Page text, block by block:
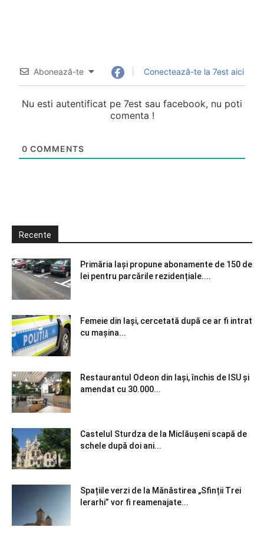
Abonează-te Conectează-te la 7est aici
Nu esti autentificat pe 7est sau facebook, nu poti
comenta !
0 COMMENTS
Recente
Primăria Iași propune abonamente de 150 de
lei pentru parcările rezidențiale....
Femeie din Iași, cercetată după ce ar fi intrat
cu mașina...
Restaurantul Odeon din Iași, închis de ISU și
amendat cu 30.000...
Castelul Sturdza de la Miclăușeni scapă de
schele după doi ani...
Spațiile verzi de la Mănăstirea „Sfinții Trei
Ierarhi” vor fi reamenajate...